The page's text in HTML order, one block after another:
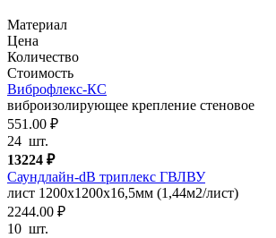
Материал
Цена
Количество
Стоимость
Виброфлекс-КС
виброизолирующее крепление стеновое
551.00 ₽
24 шт.
13224 ₽
Саундлайн-dB триплекс ГВЛВУ
лист 1200х1200х16,5мм (1,44м2/лист)
2244.00 ₽
10 шт.